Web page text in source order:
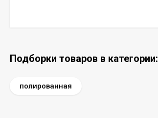
Подборки товаров в категории:
полированная